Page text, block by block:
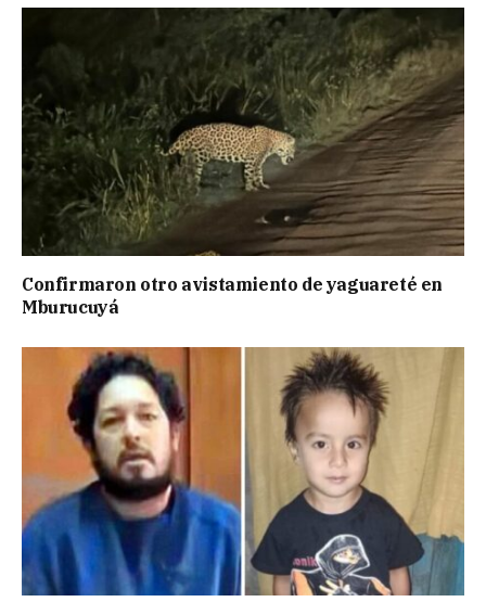
Confirmaron otro avistamiento de yaguareté en
Mburucuyá